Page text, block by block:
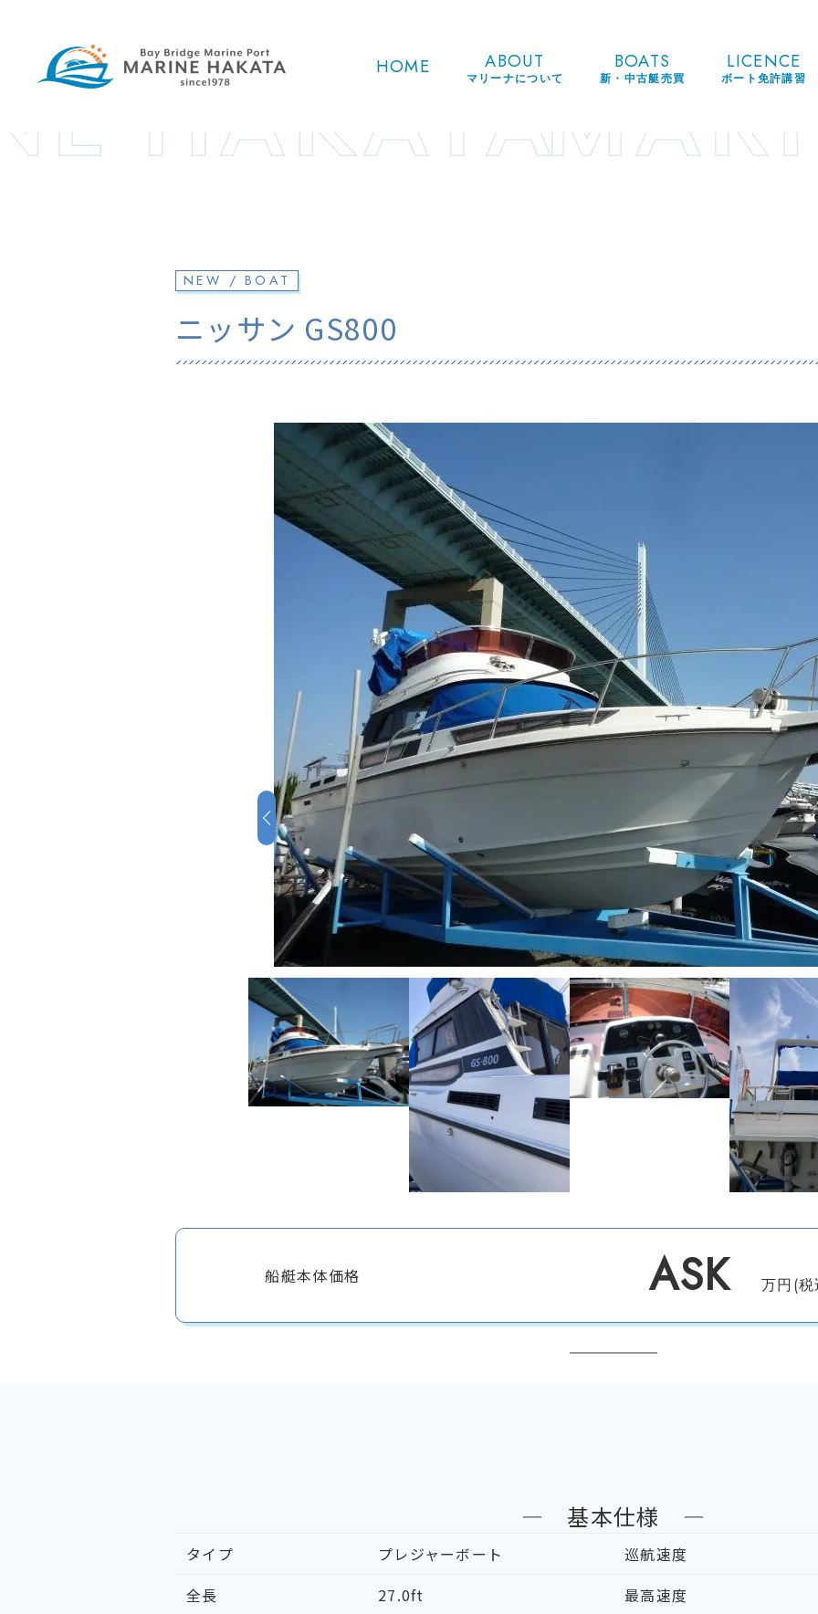
HOME ABOUT
マリーナについて
BOATS
新・中古艇売買
LICENCE
ボート免許講習
NEW / BOAT
ニッサン GS800
船艇本体価格 ASK万円(税
― 基本仕様 ―
タイプ
プレジャーボート
全長
27.0ft
巡航速度
最高速度